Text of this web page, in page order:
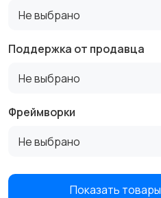
Не выбрано
Поддержка от продавца
Не выбрано
Фреймворки
Не выбрано
Показать товары